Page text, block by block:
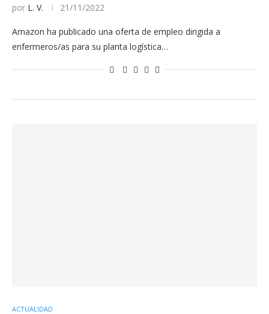
por L. V. 21/11/2022
Amazon ha publicado una oferta de empleo dirigida a
enfermeros/as para su planta logística…
ACTUALIDAD